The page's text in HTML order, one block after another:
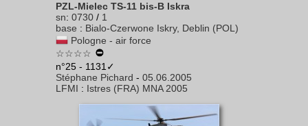
PZL-Mielec TS-11 bis-B Iskra
sn: 0730 / 1
base : Bialo-Czerwone Iskry, Deblin (POL)
Pologne - air force
☆☆☆☆
n°25 - 1131✓
Stéphane Pichard - 05.06.2005
LFMI : Istres (FRA) MNA 2005